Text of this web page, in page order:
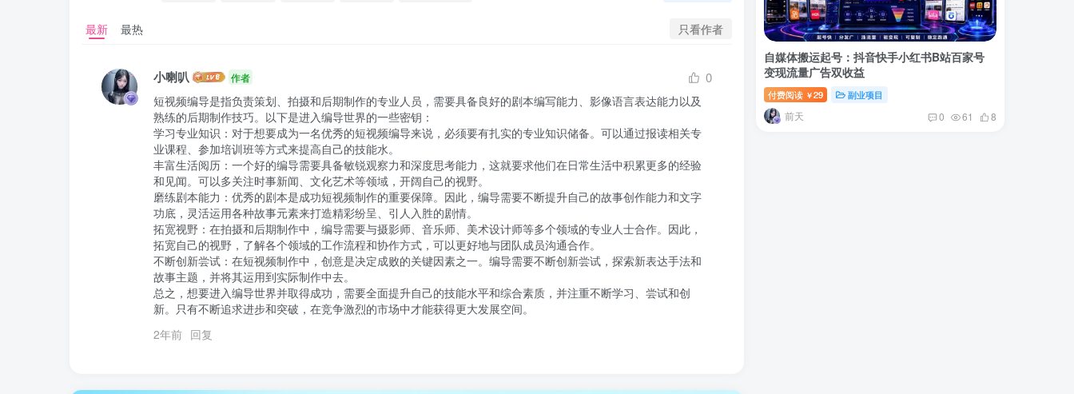
最新 最热 只看作者
小喇叭 作者 0
短视频编导是指负责策划、拍摄和后期制作的专业人员，需要具备良好的剧本编写能力、影像语言表达能力以及
熟练的后期制作技巧。以下是进入编导世界的一些密钥：
学习专业知识：对于想要成为一名优秀的短视频编导来说，必须要有扎实的专业知识储备。可以通过报读相关专
业课程、参加培训班等方式来提高自己的技能水。
丰富生活阅历：一个好的编导需要具备敏锐观察力和深度思考能力，这就要求他们在日常生活中积累更多的经验
和见闻。可以多关注时事新闻、文化艺术等领域，开阔自己的视野。
磨练剧本能力：优秀的剧本是成功短视频制作的重要保障。因此，编导需要不断提升自己的故事创作能力和文字
功底，灵活运用各种故事元素来打造精彩纷呈、引人入胜的剧情。
拓宽视野：在拍摄和后期制作中，编导需要与摄影师、音乐师、美术设计师等多个领域的专业人士合作。因此，
拓宽自己的视野，了解各个领域的工作流程和协作方式，可以更好地与团队成员沟通合作。
不断创新尝试：在短视频制作中，创意是决定成败的关键因素之一。编导需要不断创新尝试，探索新表达手法和
故事主题，并将其运用到实际制作中去。
总之，想要进入编导世界并取得成功，需要全面提升自己的技能水平和综合素质，并注重不断学习、尝试和创
新。只有不断追求进步和突破，在竞争激烈的市场中才能获得更大发展空间。
2年前 回复
自媒体搬运起号：抖音快手小红书B站百家号
变现流量广告双收益
付费阅读 ￥29 副业项目
前天 0 61 8